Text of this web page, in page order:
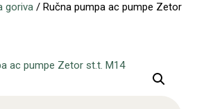
goriva/ Ručna pumpa ac pumpe Zetor